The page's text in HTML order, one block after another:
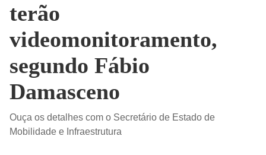
terão
videomonitoramento,
segundo Fábio
Damasceno
Ouça os detalhes com o Secretário de Estado de
Mobilidade e Infraestrutura